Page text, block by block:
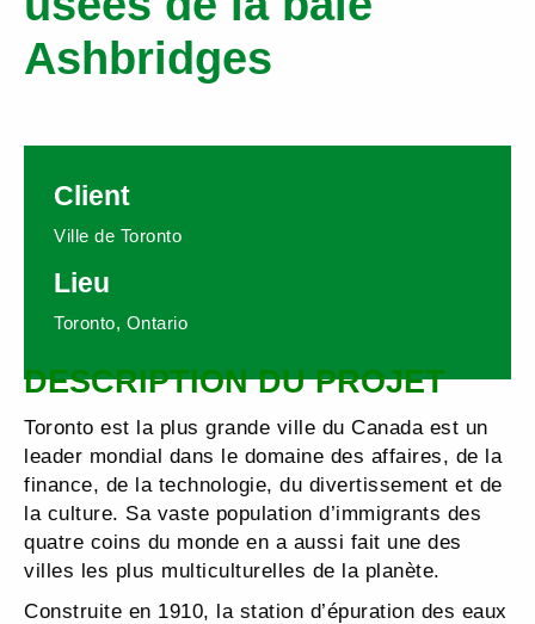
Ashbridges
Client
Ville de Toronto
Lieu
Toronto, Ontario
DESCRIPTION DU PROJET
Toronto est la plus grande ville du Canada est un
leader mondial dans le domaine des affaires, de la
finance, de la technologie, du divertissement et de
la culture. Sa vaste population d’immigrants des
quatre coins du monde en a aussi fait une des
villes les plus multiculturelles de la planète.
Construite en 1910, la station d’épuration des eaux